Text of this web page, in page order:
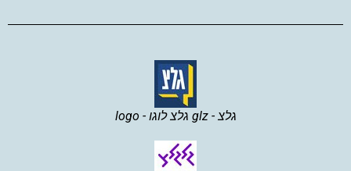
גלצ - glz גלצ לוגו - logo